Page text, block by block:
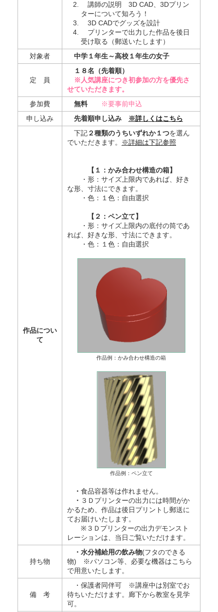
講師の説明 3D CAD、3Dプリン
ターについて知ろう！
3D CADでグッズを設計
プリンターで出力した作品を後日
受け取る（郵送いたします）
対象者
中学１年生～高校１年生の女子
定 員
１８名（先着順）
※人気講座につき初参加の方を優先さ
せていただきます。
参加費
無料※要事前申込
申し込み
先着順申し込み ※詳しくはこちら
作品につい
て
下記２種類のうちいずれか１つを選ん
でいただきます。
※詳細は下記参照
【１：かみ合わせ構造の箱】
・形：サイズ上限内であれば、好き
な形、寸法にできます。
・色：１色：自由選択
【２：ペン立て】
・形：サイズ上限内の底付の筒であ
れば、好きな形、寸法にできます。
・色：１色：自由選択
作品例：かみ合わせ構造の箱
作品例：ペン立て
・ 食品容器等は作れません。
・ ３Ｄプリンターの出力には時間がか
かるため、作品は後日プリントし郵送に
てお届けいたします。
※３Ｄプリンターの出力デモンスト
レーションは、当日ご覧いただけます。
持ち物
・水分補給用の飲み物(フタのできる
物) ※パソコン等、必要な機器はこちら
で用意いたします。
備 考
・保護者同伴可 ※講座中は別室でお
待ちいただけます。廊下から教室を見学
可。